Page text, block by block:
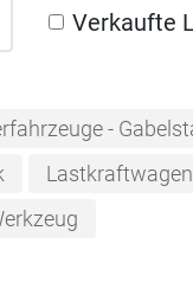
Verkaufte
-
Lastkraftwagen